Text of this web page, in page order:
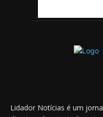
Lidador Notícias é um